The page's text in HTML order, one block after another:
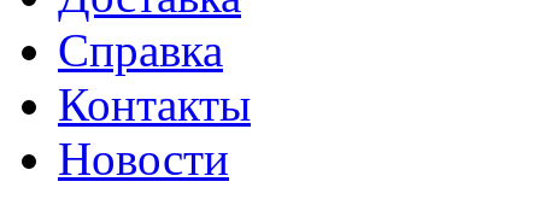
Справка
Контакты
Новости